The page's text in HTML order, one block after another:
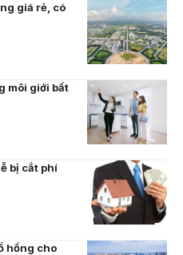
giá rẻ, có
môi giới bất
bị cắt phí
hồng cho